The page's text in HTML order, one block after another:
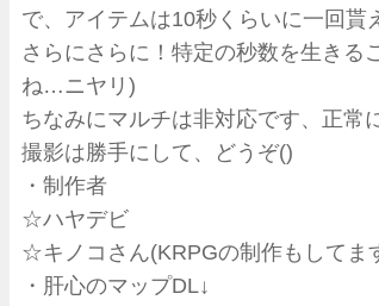
で、アイテムは10秒くらいに一回
さらにさらに！特定の秒数を生きる
ね…ニヤリ)
ちなみにマルチは非対応です、正常
撮影は勝手にして、どうぞ()
・制作者
☆ハヤデビ
☆キノコさん(KRPGの制作もしてま
・肝心のマップDL↓